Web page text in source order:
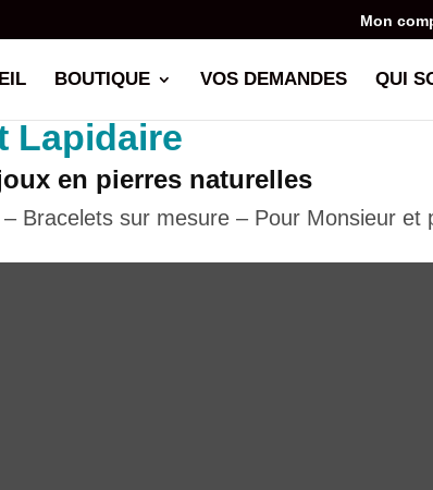
Mon
BOUTIQUE VOS DEMANDES QUI
Lapidaire
en pierres naturelles
Bracelets sur mesure – Pour Monsieur et